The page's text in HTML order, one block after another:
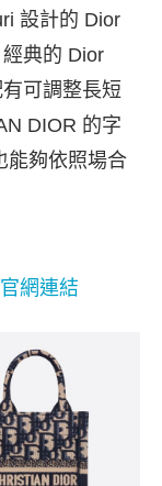
設計的 Dior
典的 Dior
可調整長短
DIOR 的字
能夠依照場合
網連結